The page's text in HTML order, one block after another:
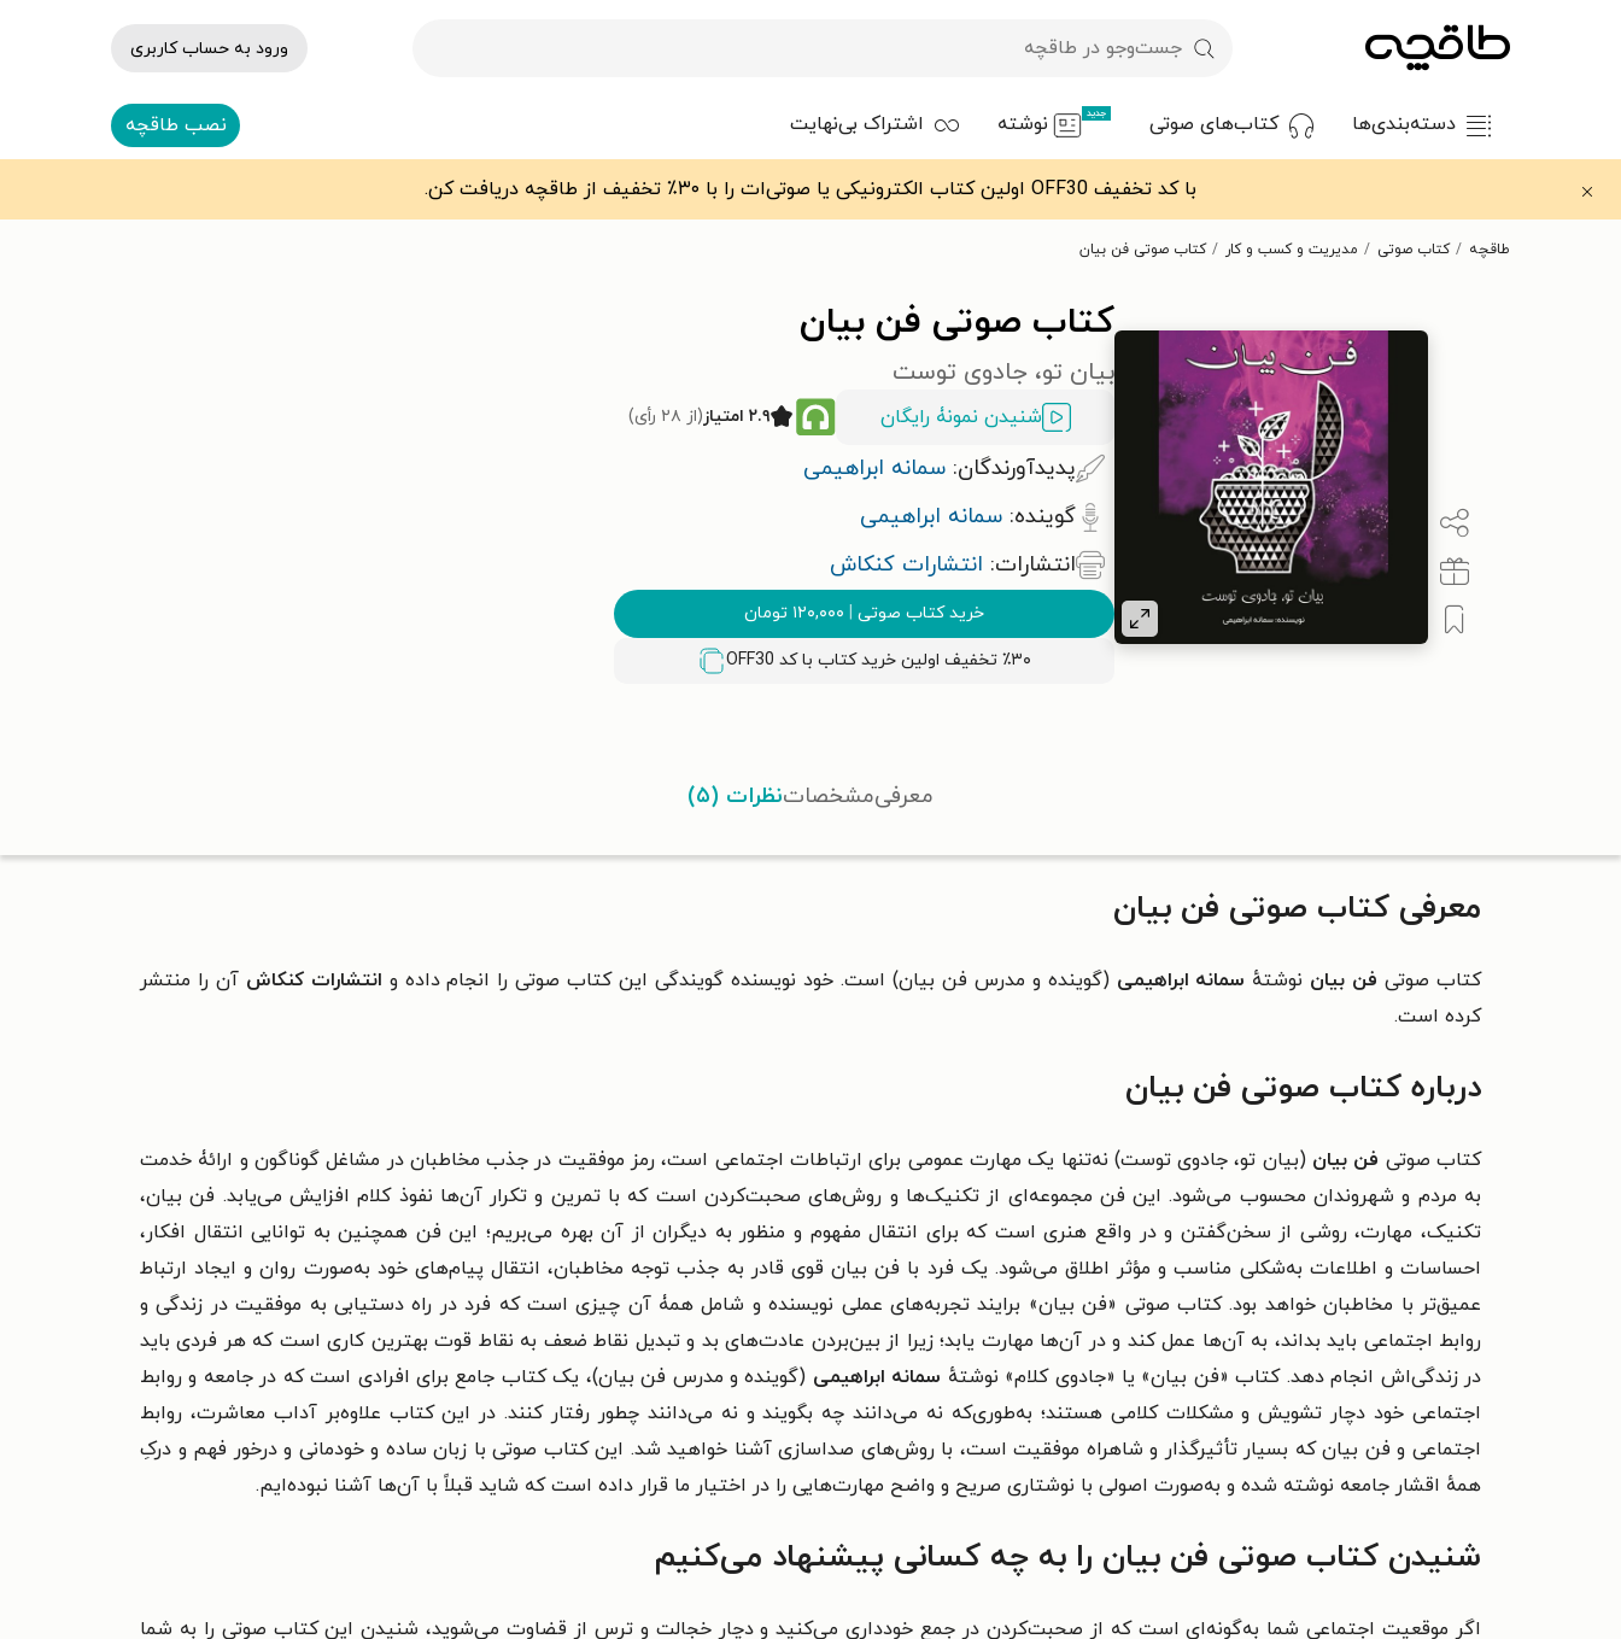
ورود به حساب کاربری
دسته‌بندی‌ها کتاب‌های صوتی جدید نوشته اشتراک بی‌نهایت نصب طاقچه
با کد تخفیف OFF30 اولین کتاب الکترونیکی یا صوتی‌ات را با ۳۰٪ تخفیف از طاقچه دریافت کن.
طاقچه کتاب صوتی مدیریت و کسب و کار کتاب صوتی فن بیان
کتاب صوتی فن بیان
بیان تو، جادوی توست
شنیدن نمونۀ رایگان ۲.۹ امتیاز (از ۲۸ رأی)
پدیدآورندگان: سمانه ابراهیمی
گوینده: سمانه ابراهیمی
انتشارات: انتشارات کنکاش
خرید کتاب صوتی | ۱۲۰,۰۰۰ تومان
٪۳۰ تخفیف اولین خرید کتاب با کد OFF30
معرفیمشخصاتنظرات (۵)
معرفی کتاب صوتی فن بیان
کتاب صوتی فن بیان نوشتهٔ سمانه ابراهیمی (گوینده و مدرس فن بیان) است. خود نویسنده گویندگی این کتاب صوتی را انجام داده و انتشارات کنکاش آن را منتشر
کرده است.
درباره کتاب صوتی فن بیان
کتاب صوتی فن بیان (بیان تو، جادوی توست) نه‌تنها یک مهارت عمومی برای ارتباطات اجتماعی است، رمز موفقیت در جذب مخاطبان در مشاغل گوناگون و ارائۀ خدمت
به مردم و شهروندان محسوب می‌شود. این فن مجموعه‌ای از تکنیک‌ها و روش‌های صحبت‌کردن است که با تمرین و تکرار آن‌ها نفوذ کلام افزایش می‌یابد. فن بیان،
تکنیک، مهارت، روشی از سخن‌گفتن و در واقع هنری است که برای انتقال مفهوم و منظور به دیگران از آن بهره می‌بریم؛ این فن همچنین به توانایی انتقال افکار،
احساسات و اطلاعات به‌شکلی مناسب و مؤثر اطلاق می‌شود. یک فرد با فن بیان قوی قادر به جذب توجه مخاطبان، انتقال پیام‌های خود به‌صورت روان و ایجاد ارتباط
عمیق‌تر با مخاطبان خواهد بود. کتاب صوتی «فن بیان» برایند تجربه‌های عملی نویسنده و شامل همۀ آن چیزی است که فرد در راه دستیابی به موفقیت در زندگی و
روابط اجتماعی باید بداند، به آن‌ها عمل کند و در آن‌ها مهارت یابد؛ زیرا از بین‌بردن عادت‌های بد و تبدیل نقاط ضعف به نقاط قوت بهترین کاری است که هر فردی باید
در زندگی‌اش انجام دهد. کتاب «فن بیان» یا «جادوی کلام» نوشتهٔ سمانه ابراهیمی (گوینده و مدرس فن بیان)، یک کتاب جامع برای افرادی است که در جامعه و روابط
اجتماعی خود دچار تشویش و مشکلات کلامی هستند؛ به‌طوری‌که نه می‌دانند چه بگویند و نه می‌دانند چطور رفتار کنند. در این کتاب علاوه‌بر آداب معاشرت، روابط
اجتماعی و فن بیان که بسیار تأثیرگذار و شاهراه موفقیت است، با روش‌های صداسازی آشنا خواهید شد. این کتاب صوتی با زبان ساده و خودمانی و درخور فهم و درکِ
همهٔ اقشار جامعه نوشته شده و به‌صورت اصولی با نوشتاری صریح و واضح مهارت‌هایی را در اختیار ما قرار داده است که شاید قبلاً با آن‌ها آشنا نبوده‌ایم.
شنیدن کتاب صوتی فن بیان را به چه کسانی پیشنهاد می‌کنیم
اگر موقعیت اجتماعی شما به‌گونه‌ای است که از صحبت‌کردن در جمع خودداری می‌کنید و دچار خجالت و ترس از قضاوت می‌شوید، شنیدن این کتاب صوتی را به شما